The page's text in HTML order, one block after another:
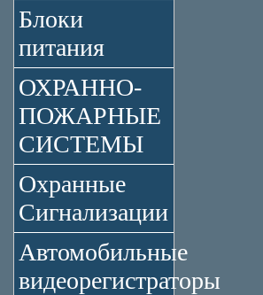
Блоки
питания
ОХРАННО-
ПОЖАРНЫЕ
СИСТЕМЫ
Охранные
Сигнализации
Автомобильные
видеорегистраторы